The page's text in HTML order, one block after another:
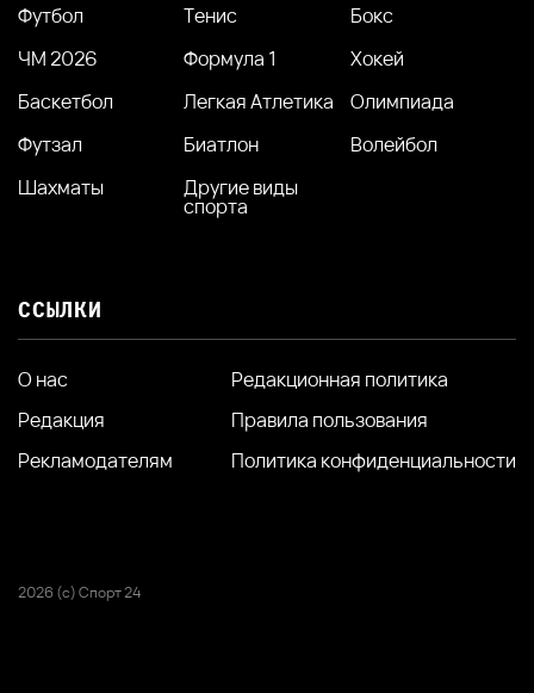
Футбол Тенис
Бокс
ЧМ 2026
Формула 1
Хокей
Баскетбол
Легкая Атлетика
Олимпиада
Футзал
Биатлон
Волейбол
Шахматы
Другие виды
спорта
ССЫЛКИ
О нас
Редакция
Рекламодателям
Редакционная политика
Правила пользования
Политика конфиденциальности
2026 (с) Спорт 24